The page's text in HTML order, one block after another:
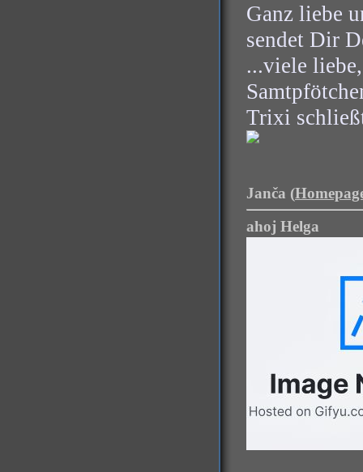
Ganz liebe
sendet Dir
...viele
Trixi
Janča (
ahoj Helga